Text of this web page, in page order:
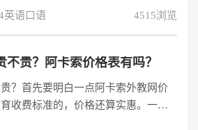
满志的想要提升自己，但是却又担
不起？现在作为老学员我来告诉你
程。
英语口语 4515浏览
不贵？阿卡索价格表有吗？
？首先要明白一点阿卡索外教网价
收费标准的，价格还算实惠。一年